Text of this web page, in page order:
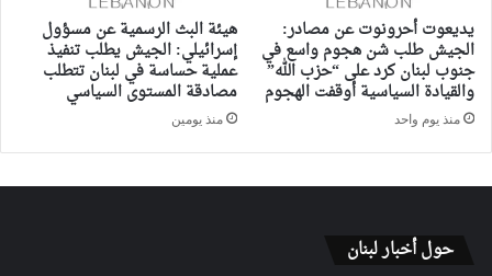
يديعوت أحرونوت عن مصادر:
الجيش طلب شن هجوم واسع في
جنوب لبنان كرد على “حزب الله”
والقيادة السياسية أوقفت الهجوم
منذ يوم واحد
هيئة البث الرسمية عن مسؤول
إسرائيلي: الجيش يطلب تنفيذ
عملية حساسة في لبنان تتطلب
مصادقة المستوى السياسي
منذ يومين
حول أخبار لبنان